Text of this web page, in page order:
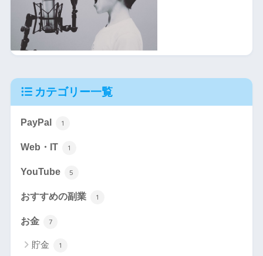
カテゴリー一覧
PayPal 1
Web・IT 1
YouTube 5
おすすめの副業 1
お金 7
貯金 1